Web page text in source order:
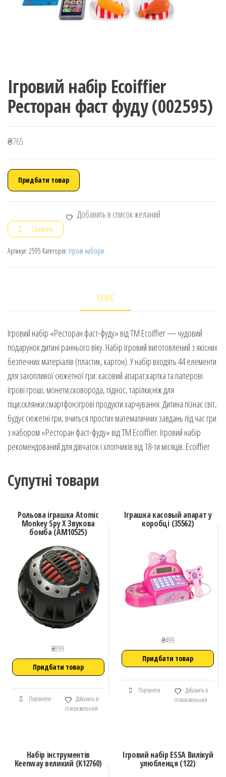
Ігровий набір Ecoiffier
Ресторан фаст фуду (002595)
₴765
Придбати товар
Добавить в список желаний
Сравнить
Артикул: 2595 Категорія: Ігрові набори
ОПИС
Ігровий набір «Ресторан фаст-фуду» від ТМ Ecoiffier — чудовий
подарунок дитині раннього віку. Набір ігровий виготовлений з якісних
безпечних матеріалів (пластик, картон). У набір входять 44 елементи
для захопливої сюжетної гри: касовий апарат;картка та паперові
ігрові гроші, монети;сковорода, піднос, тарілки;ніж для
піци;склянки;смартфон;ігрові продукти харчування. Дитина пізнає світ,
будує сюжетні гри, вчиться простих математичних завдань під час гри
з набором «Ресторан фаст-фуду» від ТМ Ecoiffier. Ігровий набір
рекомендований для дівчаток і хлопчиків від 18-ти місяців. Ecoiffier
Супутні товари
Рольова іграшка Atomic
Monkey Spy X Звукова
бомба (AM10525)
₴399
Придбати товар
Порівняти
Добавить в
список желаний
Іграшка касовый апарат у
коробці (35562)
₴499
Придбати товар
Порівняти
Добавить в
список желаний
Набір інструментів
Keenway великий (K12760)
Ігровий набір ESSA Вилікуй
улюбленця (122)